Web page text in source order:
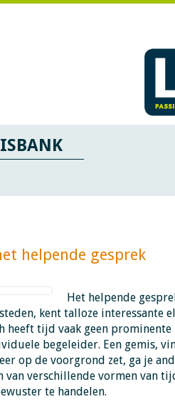
helpende gesprek​​​​​​
Het helpende
kent talloze interessante
heeft tijd vaak geen
begeleider. Een gemis,
op de voorgrond zet, ga je
van verschillende vormen van
te handelen.